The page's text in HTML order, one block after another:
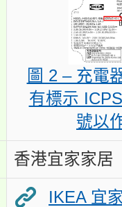
圖 2 – 充電
有標示
號以
香港宜家家居
IKEA 宜